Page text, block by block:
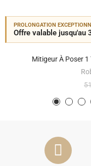
PROLONGATION
Offre valable jusqu'au
Mitigeur À Poser